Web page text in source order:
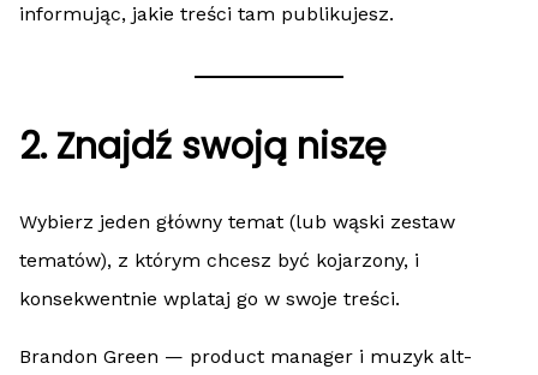
informując, jakie treści tam publikujesz.
2. Znajdź swoją niszę
Wybierz jeden główny temat (lub wąski zestaw
tematów), z którym chcesz być kojarzony, i
konsekwentnie wplataj go w swoje treści.
Brandon Green — product manager i muzyk alt-